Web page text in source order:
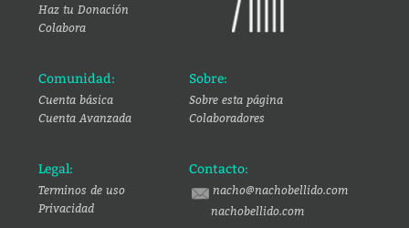
Haz tu Donación
Colabora
Comunidad:
Cuenta básica
Cuenta Avanzada
Sobre:
Sobre esta página
Colaboradores
Legal:
Terminos de uso
Privacidad
Contacto:
nacho@nachobellido.com
nachobellido.com